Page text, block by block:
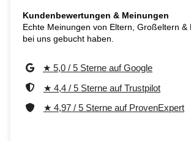
Kundenbewertungen & Meinungen
Echte Meinungen von Eltern, Großeltern &
bei uns gebucht haben.
★ 5,0 / 5 Sterne auf Google
★ 4,4 / 5 Sterne auf Trustpilot
★ 4,97 / 5 Sterne auf ProvenExpert